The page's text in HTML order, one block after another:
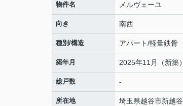
物件名 メルヴェーユ
向き 南西
種別/構造 アパート/軽量鉄骨
築年月 2025年11月（新築）
総戸数 -
所在地 埼玉県越谷市新越谷